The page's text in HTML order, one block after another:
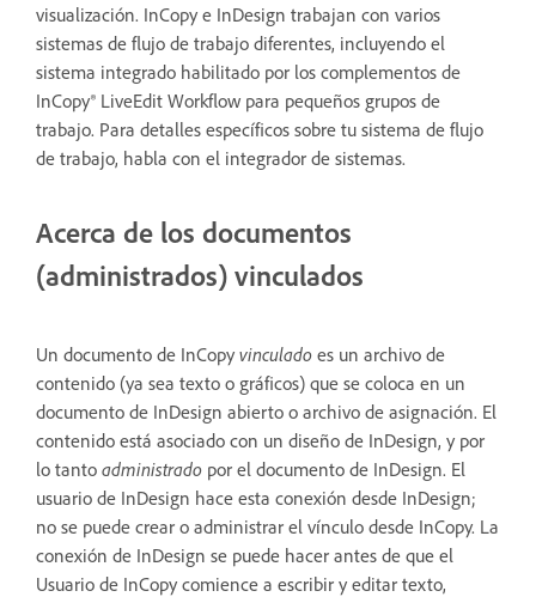
visualización. InCopy e InDesign trabajan con varios
sistemas de flujo de trabajo diferentes, incluyendo el
sistema integrado habilitado por los complementos de
InCopy® LiveEdit Workflow para pequeños grupos de
trabajo. Para detalles específicos sobre tu sistema de flujo
de trabajo, habla con el integrador de sistemas.
Acerca de los documentos
(administrados) vinculados
Un documento de InCopy vinculado es un archivo de
contenido (ya sea texto o gráficos) que se coloca en un
documento de InDesign abierto o archivo de asignación. El
contenido está asociado con un diseño de InDesign, y por
lo tanto administrado por el documento de InDesign. El
usuario de InDesign hace esta conexión desde InDesign;
no se puede crear o administrar el vínculo desde InCopy. La
conexión de InDesign se puede hacer antes de que el
Usuario de InCopy comience a escribir y editar texto,